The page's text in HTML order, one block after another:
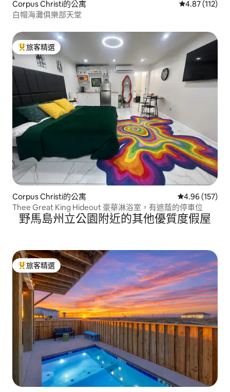
Corpus Christi的公寓 從 112 則評價
4.87 (112)
白帽海灘俱樂部天堂
旅客精選榜首
旅客精選
Corpus Christi的公寓 從 157 則評價
4.96 (157)
Thee Great King Hideout 豪華淋浴室，有遮蔭的停車位
野馬島州立公園附近的其他優質度假屋
旅客精選榜首
旅客精選